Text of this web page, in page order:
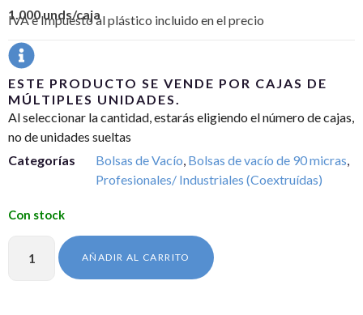
1.000 unds/caja
IVA e Impuesto al plástico incluido en el precio
ESTE PRODUCTO SE VENDE POR CAJAS DE
MÚLTIPLES UNIDADES.
Al seleccionar la cantidad, estarás eligiendo el número de cajas,
no de unidades sueltas
Categorías
Bolsas de Vacío, Bolsas de vacío de 90 micras,
Profesionales/ Industriales (Coextruídas)
AÑADIR AL CARRITO